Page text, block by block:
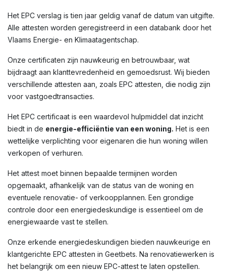
Het EPC verslag is tien jaar geldig vanaf de datum van uitgifte.
Alle attesten worden geregistreerd in een databank door het
Vlaams Energie- en Klimaatagentschap.
Onze certificaten zijn nauwkeurig en betrouwbaar, wat
bijdraagt aan klanttevredenheid en gemoedsrust. Wij bieden
verschillende attesten aan, zoals EPC attesten, die nodig zijn
voor vastgoedtransacties.
Het EPC certificaat is een waardevol hulpmiddel dat inzicht
biedt in de energie-efficiëntie van een woning. Het is een
wettelijke verplichting voor eigenaren die hun woning willen
verkopen of verhuren.
Het attest moet binnen bepaalde termijnen worden
opgemaakt, afhankelijk van de status van de woning en
eventuele renovatie- of verkoopplannen. Een grondige
controle door een energiedeskundige is essentieel om de
energiewaarde vast te stellen.
Onze erkende energiedeskundigen bieden nauwkeurige en
klantgerichte EPC attesten in Geetbets. Na renovatiewerken is
het belangrijk om een nieuw EPC-attest te laten opstellen.